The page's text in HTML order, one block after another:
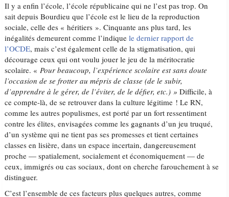
Il y a enfin l’école, l’école républicaine qui ne l’est pas trop. On
sait depuis Bourdieu que l’école est le lieu de la reproduction
sociale, celle des « héritiers ». Cinquante ans plus tard, les
inégalités demeurent comme l’indiquele dernier rapport de
l’OCDE, mais c’est également celle de la stigmatisation, qui
décourage ceux qui ont voulu jouer le jeu de la méritocratie
scolaire. «Pour beaucoup, l’expérience scolaire est sans doute
l’occasion de se frotter au mépris de classe (de le subir,
d’apprendre à le gérer, de l’éviter, de le défier, etc.) »Difficile, à
ce compte-là, de se retrouver dans la culture légitime ! Le RN,
comme les autres populismes, est porté par un fort ressentiment
contre les élites, envisagées comme les gagnants d’un jeu truqué,
d’un système qui ne tient pas ses promesses et tient certaines
classes en lisière, dans un espace incertain, dangereusement
proche — spatialement, socialement et économiquement — de
ceux, immigrés ou cas sociaux, dont on cherche farouchement à se
distinguer.
C’est l’ensemble de ces facteurs plus quelques autres, comme